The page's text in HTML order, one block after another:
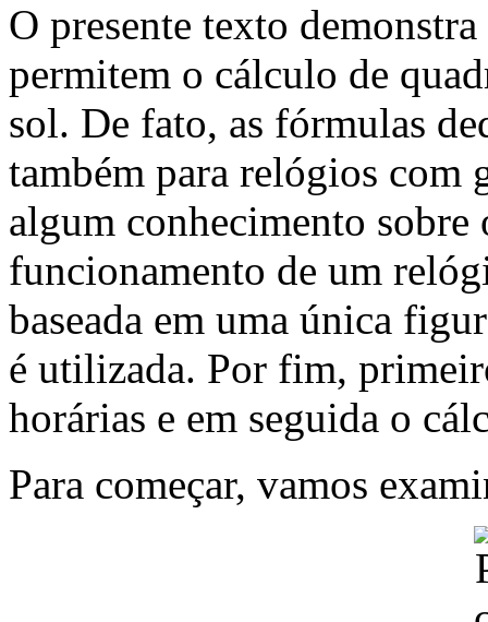
O presente texto
permitem o cálculo de
sol. De fato, as fórmulas
também para relógios com
algum conhecimento
funcionamento de um
baseada em uma única
é utilizada. Por fim,
horárias e em seguida o
Para começar, vamos